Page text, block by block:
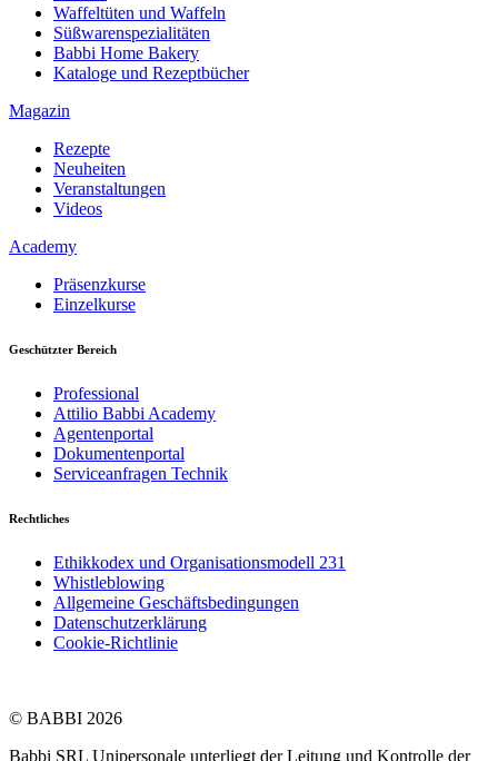
Waffeltüten und Waffeln
Süßwarenspezialitäten
Babbi Home Bakery
Kataloge und Rezeptbücher
Magazin
Rezepte
Neuheiten
Veranstaltungen
Videos
Academy
Präsenzkurse
Einzelkurse
Geschützter Bereich
Professional
Attilio Babbi Academy
Agentenportal
Dokumentenportal
Serviceanfragen Technik
Rechtliches
Ethikkodex und Organisationsmodell 231
Whistleblowing
Allgemeine Geschäftsbedingungen
Datenschutzerklärung
Cookie-Richtlinie
© BABBI 2026
Babbi SRL Unipersonale unterliegt der Leitung und Kontrolle der